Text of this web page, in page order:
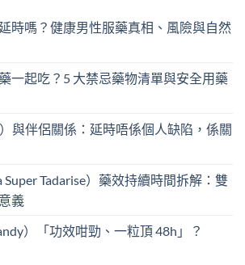
時嗎？健康男性服藥真相、風險與自然
一起吃？5 大禁忌藥物清單與安全用藥
與伴侶關係：延時唔係個人缺陷，係關
Tadarise）藥效持續時間拆解：雙
義
）「功效咁勁、一粒頂 48h」？